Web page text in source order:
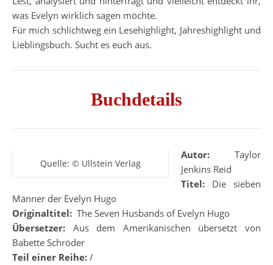
was Evelyn wirklich sagen möchte.
Für mich schlichtweg ein Lesehighlight, Jahreshighlight und
Lieblingsbuch. Sucht es euch aus.
Buchdetails
Quelle: © Ullstein Verlag
Autor: Taylor
Jenkins Reid
Titel: Die sieben
Männer der Evelyn Hugo
Originaltitel: The Seven Husbands of Evelyn Hugo
Übersetzer: Aus dem Amerikanischen übersetzt von
Babette Schröder
Teil einer Reihe: /